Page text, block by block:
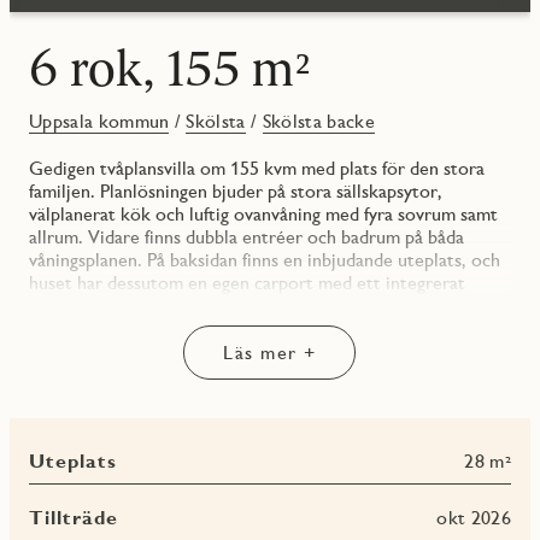
6 rok, 155 m²
Uppsala kommun /Skölsta / Skölsta backe
Gedigen tvåplansvilla om 155 kvm med plats för den stora
familjen. Planlösningen bjuder på stora sällskapsytor,
välplanerat kök och luftig ovanvåning med fyra sovrum samt
allrum. Vidare finns dubbla entréer och badrum på båda
våningsplanen. På baksidan finns en inbjudande uteplats, och
huset har dessutom en egen carport med ett integrerat
klinkergolv och förvaring i rymligt kapprum.
GROVENTRÉ/TVÄTTSTUGA
Läs mer +
Uteplats 28 m²
Tillträde okt 2026